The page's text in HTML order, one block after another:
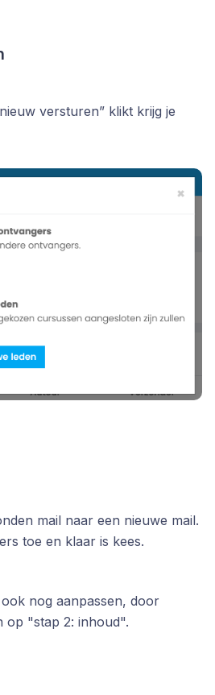
versturen” klikt krijg je
mail naar een nieuwe mail.
toe en klaar is kees.
nog aanpassen, door
op "stap 2: inhoud".